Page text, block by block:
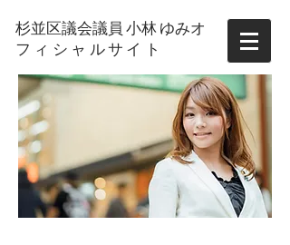
杉並区議会議員 小林 ゆみオ
フィシャルサイト